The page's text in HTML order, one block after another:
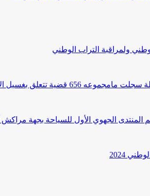
ولمراقبة التراب الوطني
المنتدى الجهوي الأول للسياحة بجهة
2024